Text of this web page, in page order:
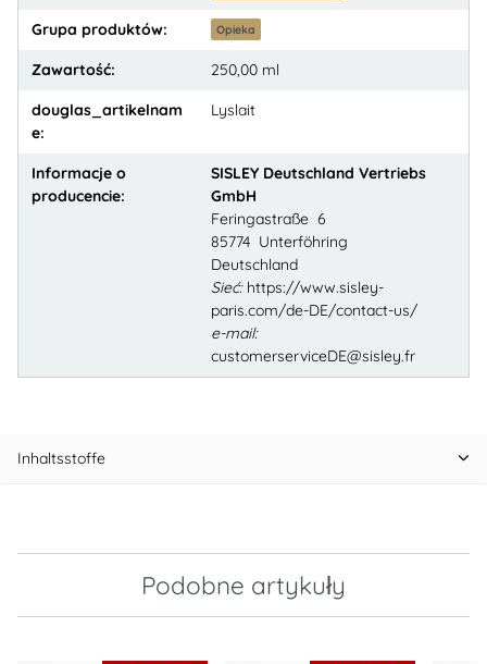
Grupa produktów: Opieka
Zawartość: 250,00 ml
douglas_artikelnam
e:
Lyslait
Informacje o
producencie:
SISLEY Deutschland Vertriebs
GmbH
Feringastraße 6
85774 Unterföhring
Deutschland
Sieć:https://www.sisley-
paris.com/de-DE/contact-us/
e-mail:
customerserviceDE@sisley.fr
Inhaltsstoffe
Podobne artykuły